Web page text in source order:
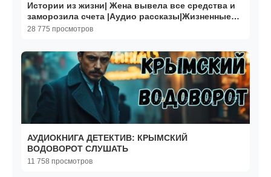
Истории из жизни| Жена вывела все средства и
заморозила счета |Аудио рассказы|Жизненные
истории
28 775 просмотров
АУДИОКНИГА ДЕТЕКТИВ: КРЫМСКИЙ
ВОДОВОРОТ СЛУШАТЬ
11 758 просмотров